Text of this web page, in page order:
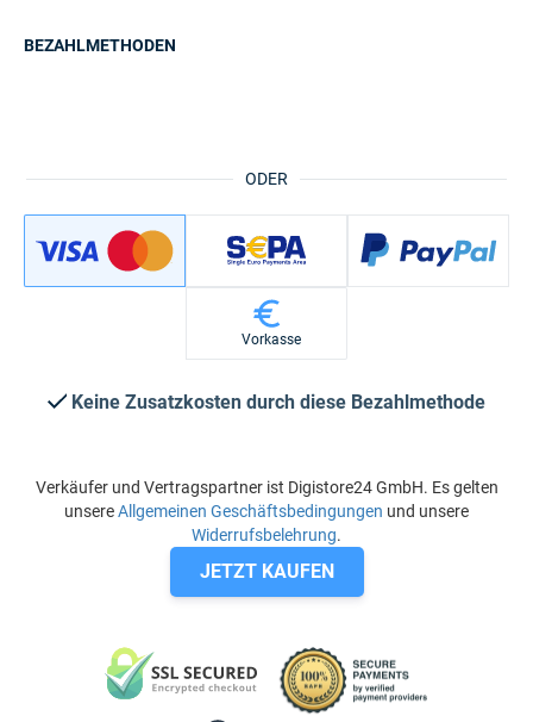
ODER
BEZAHLMETHODEN
Vorkasse
Keine Zusatzkosten durch diese Bezahlmethode
Verkäufer und Vertragspartner ist Digistore24 GmbH. Es gelten
unsereAllgemeinen Geschäftsbedingungen und unsere
Widerrufsbelehrung.
JETZT KAUFEN